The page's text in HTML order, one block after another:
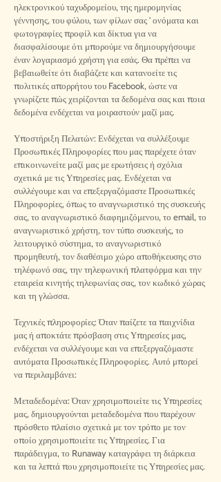
ηλεκτρονικού ταχυδρομείου, της ημερομηνίας
γέννησης, του φύλου, των φίλων σας ' ονόματα και
φωτογραφίες προφίλ και δίκτυα για να
διασφαλίσουμε ότι μπορούμε να δημιουργήσουμε
έναν λογαριασμό χρήστη για εσάς. Θα πρέπει να
βεβαιωθείτε ότι διαβάζετε και κατανοείτε τις
πολιτικές απορρήτου του Facebook, ώστε να
γνωρίζετε πώς χειρίζονται τα δεδομένα σας και ποια
δεδομένα ενδέχεται να μοιραστούν μαζί μας.
Υποστήριξη Πελατών: Ενδέχεται να συλλέξουμε
Προσωπικές Πληροφορίες που μας παρέχετε όταν
επικοινωνείτε μαζί μας με ερωτήσεις ή σχόλια
σχετικά με τις Υπηρεσίες μας. Ενδέχεται να
συλλέγουμε και να επεξεργαζόμαστε Προσωπικές
Πληροφορίες, όπως το αναγνωριστικό της συσκευής
σας, το αναγνωριστικό διαφημιζόμενου, το email, το
αναγνωριστικό χρήστη, τον τύπο συσκευής, το
λειτουργικό σύστημα, το αναγνωριστικό
προμηθευτή, τον διαθέσιμο χώρο αποθήκευσης στο
τηλέφωνό σας, την τηλεφωνική πλατφόρμα και την
εταιρεία κινητής τηλεφωνίας σας, τον κωδικό χώρας
και τη γλώσσα.
Τεχνικές πληροφορίες: Όταν παίζετε τα παιχνίδια
μας ή αποκτάτε πρόσβαση στις Υπηρεσίες μας,
ενδέχεται να συλλέγουμε και να επεξεργαζόμαστε
αυτόματα Προσωπικές Πληροφορίες. Αυτό μπορεί
να περιλαμβάνει:
Μεταδεδομένα: Όταν χρησιμοποιείτε τις Υπηρεσίες
μας, δημιουργούνται μεταδεδομένα που παρέχουν
πρόσθετο πλαίσιο σχετικά με τον τρόπο με τον
οποίο χρησιμοποιείτε τις Υπηρεσίες. Για
παράδειγμα, το Runaway καταγράφει τη διάρκεια
και τα λεπτά που χρησιμοποιείτε τις Υπηρεσίες μας.